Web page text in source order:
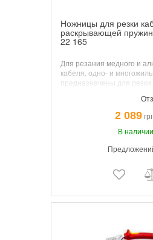
Ножницы для резки
раскрывающей
22 165
Для резания медного и
кабеля, одно- и
предназначены для резки
проводов. Закаленные
прецизионной шлифовкой.
чисто, без раздавливания
Специальная
2 089
В наличии